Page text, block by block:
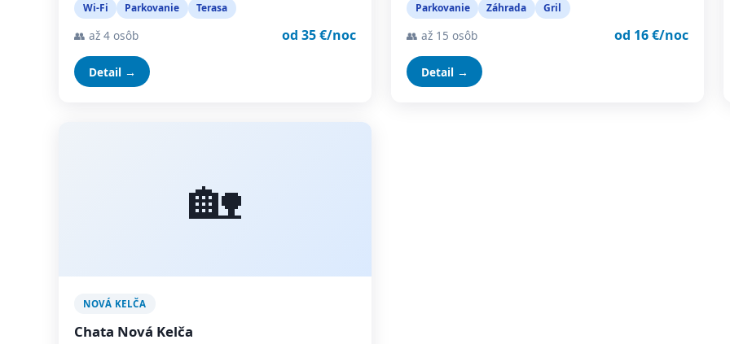
Wi-Fi Parkovanie Terasa
👥 až 4 osôb od 35 €/noc
Detail →
Parkovanie Záhrada Gril
👥 až 15 osôb od 16 €/noc
Detail →
🏡
NOVÁ KELČA
Chata Nová Kelča